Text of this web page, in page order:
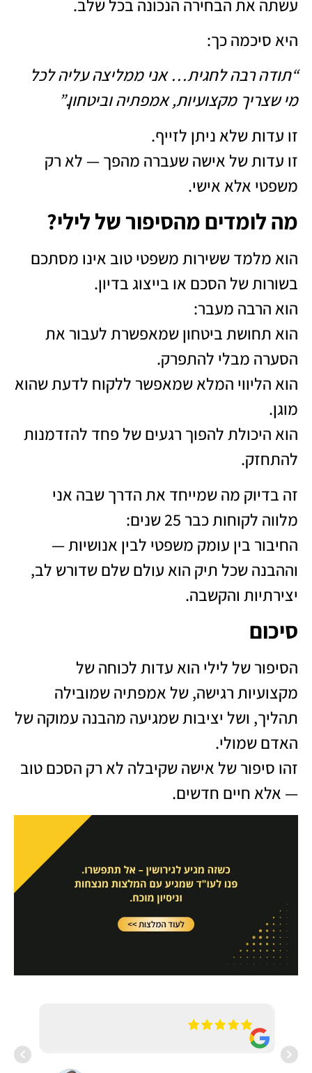
עשתה את הבחירה הנכונה בכל שלב.
היא סיכמה כך:
“תודה רבה לחגית… אני ממליצה עליה לכל
מי שצריך מקצועיות, אמפתיה וביטחון.”
זו עדות שלא ניתן לזייף.
זו עדות של אישה שעברה מהפך — לא רק
משפטי אלא אישי.
מה לומדים מהסיפור של לילי?
הוא מלמד ששירות משפטי טוב אינו מסתכם
בשורות של הסכם או בייצוג בדיון.
הוא הרבה מעבר:
הוא תחושת ביטחון שמאפשרת לעבור את
הסערה מבלי להתפרק.
הוא הליווי המלא שמאפשר ללקוח לדעת שהוא
מוגן.
הוא היכולת להפוך רגעים של פחד להזדמנות
להתחזק.
זה בדיוק מה שמייחד את הדרך שבה אני
מלווה לקוחות כבר 25 שנים:
החיבור בין עומק משפטי לבין אנושיות —
וההבנה שכל תיק הוא עולם שלם שדורש לב,
יצירתיות והקשבה.
סיכום
הסיפור של לילי הוא עדות לכוחה של
מקצועיות רגישה, של אמפתיה שמובילה
תהליך, ושל יציבות שמגיעה מהבנה עמוקה של
האדם שמולי.
זהו סיפור של אישה שקיבלה לא רק הסכם טוב
— אלא חיים חדשים.